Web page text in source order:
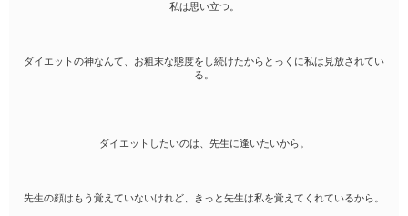
私は思い立つ。
ダイエットの神なんて、お粗末な態度をし続けたからとっくに私は見放されてい
る。
ダイエットしたいのは、先生に逢いたいから。
先生の顔はもう覚えていないけれど、きっと先生は私を覚えてくれているから。